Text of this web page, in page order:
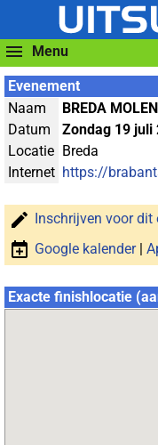
Menu
Evenement
Naam
BREDA
Datum
Zondag 19 juli
Locatie Breda
Internet https://
Inschrijven voor dit
Google kalender|
Exacte finishlocatie